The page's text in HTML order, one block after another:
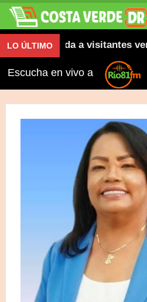
LO ÚLTIMO a visitantes venir
Escucha en vivo a